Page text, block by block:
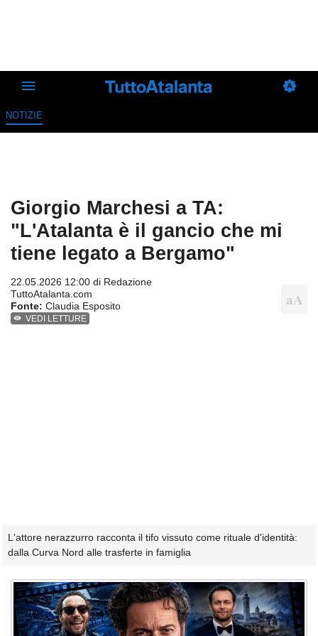
NOTIZIE
Giorgio Marchesi a TA:
"L'Atalanta è il gancio che mi
tiene legato a Bergamo"
22.05.2026 12:00 di Redazione
TuttoAtalanta.com
Fonte: Claudia Esposito
VEDI LETTURE
L'attore nerazzurro racconta il tifo vissuto come rituale d'identità:
dalla Curva Nord alle trasferte in famiglia